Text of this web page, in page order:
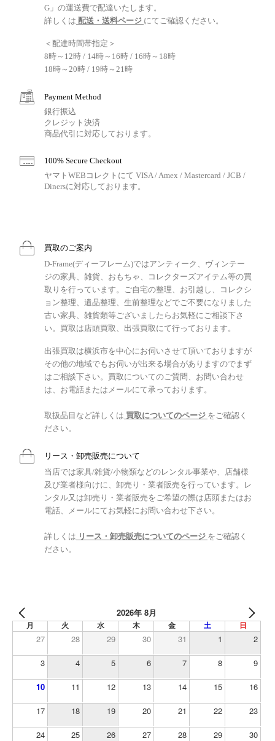
G」の運送費で配達いたします。
詳しくは 配送・送料ページ にてご確認ください。
＜配達時間帯指定＞
8時～12時 / 14時～16時 / 16時～18時
18時～20時 / 19時～21時
Payment Method
銀行振込
クレジット決済
商品代引に対応しております。
100% Secure Checkout
ヤマトWEBコレクトにて VISA / Amex / Mastercard / JCB /
Dinersに対応しております。
買取のご案内
D-Frame(ディーフレーム)ではアンティーク、ヴィンテー
ジの家具、雑貨、おもちゃ、コレクターズアイテム等の買
取りを行っています。ご自宅の整理、お引越し、コレクシ
ョン整理、遺品整理、生前整理などでご不要になりました
古い家具、雑貨類等ございましたらお気軽にご相談下さ
い。買取は店頭買取、出張買取にて行っております。
出張買取は横浜市を中心にお伺いさせて頂いておりますが
その他の地域でもお伺いが出来る場合がありますのでまず
はご相談下さい。買取についてのご質問、お問い合わせ
は、お電話またはメールにて承っております。
取扱品目など詳しくは 買取についてのページ をご確認く
ださい。
リース・卸売販売について
当店では家具/雑貨/小物類などのレンタル事業や、店舗様
及び業者様向けに、卸売り・業者販売を行っています。レ
ンタル又は卸売り・業者販売をご希望の際は店頭またはお
電話、メールにてお気軽にお問い合わせ下さい。
詳しくは リース・卸売販売についてのページ をご確認く
ださい。
2026年 8月
月 火 水 木 金 土 日
27 28 29 30 31 1 2
3 4 5 6 7 8 9
10 11 12 13 14 15 16
17 18 19 20 21 22 23
24 25 26 27 28 29 30